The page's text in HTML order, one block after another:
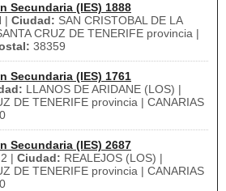
Secundaria (IES) 1888
| Ciudad: SAN CRISTOBAL DE LA
CRUZ DE TENERIFE provincia |
38359
Secundaria (IES) 1761
LLANOS DE ARIDANE (LOS) |
DE TENERIFE provincia | CANARIAS
Secundaria (IES) 2687
| Ciudad: REALEJOS (LOS) |
DE TENERIFE provincia | CANARIAS